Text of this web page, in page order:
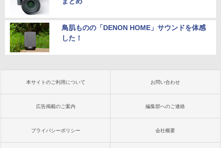
鳥肌ものの「DENON HOME」サウンドを体感
した！
本サイトのご利用について お問い合わせ
広告掲載のご案内 編集部へのご連絡
プライバシーポリシー 会社概要